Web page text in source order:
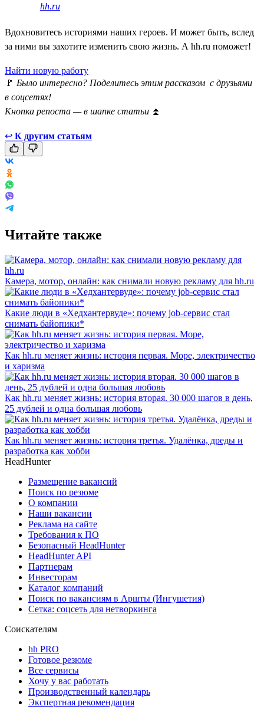
hh.ru
Вдохновитесь историями наших героев. И может быть, вслед
за ними вы захотите изменить свою жизнь. А hh.ru поможет!
Найти новую работу
🚩 Было интересно? Поделитесь этим рассказом с друзьями
в соцсетях!
Кнопка репоста — в шапке статьи ⏫
↩ К другим статьям
Читайте также
Камера, мотор, онлайн: как снимали новую рекламу для hh.ru
Какие люди в «Хедхантервуде»: почему job-сервис стал
снимать байопики*
Как hh.ru меняет жизнь: история первая. Море, электричество
и харизма
Как hh.ru меняет жизнь: история вторая. 30 000 шагов в день,
25 дублей и одна большая любовь
Как hh.ru меняет жизнь: история третья. Удалёнка, дреды и
разработка как хобби
HeadHunter
Размещение вакансий
Поиск по резюме
О компании
Наши вакансии
Реклама на сайте
Требования к ПО
Безопасный HeadHunter
HeadHunter API
Партнерам
Инвесторам
Каталог компаний
Поиск по вакансиям в Аршты (Ингушетия)
Сетка: соцсеть для нетворкинга
Соискателям
hh PRO
Готовое резюме
Все сервисы
Хочу у вас работать
Производственный календарь
Экспертная рекомендация